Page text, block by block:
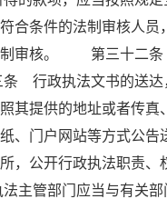
合条件的法制审核人
制审核。 第三十二条
行政执法文书的送
其提供的地址或者
纸、门户网站等方式
，公开行政执法职责、
部门应当与有关部